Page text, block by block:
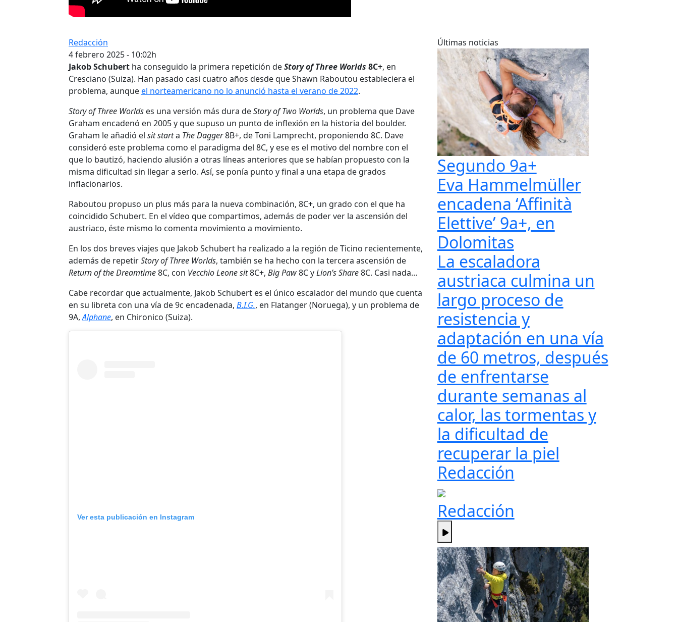
Redacción
4 febrero 2025 - 10:02h
Jakob Schubert ha conseguido la primera repetición deStory of Three Worlds 8C+, en
Cresciano (Suiza). Han pasado casi cuatro años desde que Shawn Raboutou estableciera el
problema, aunqueel norteamericano no lo anunció hasta el verano de 2022.
Story of Three Worlds es una versión más dura deStory of Two Worlds, un problema que Dave
Graham encadenó en 2005 y que supuso un punto de inflexión en la historia del boulder.
Graham le añadió el sit starta The Dagger8B+, de Toni Lamprecht, proponiendo 8C. Dave
consideró este problema como el paradigma del 8C, y ese es el motivo del nombre con el
que lo bautizó, haciendo alusión a otras líneas anteriores que se habían propuesto con la
misma dificultad sin llegar a serlo. Así, se ponía punto y final a una etapa de grados
inflacionarios.
Raboutou propuso un plus más para la nueva combinación, 8C+, un grado con el que ha
coincidido Schubert. En el vídeo que compartimos, además de poder ver la ascensión del
austriaco, éste mismo lo comenta movimiento a movimiento.
En los dos breves viajes que Jakob Schubert ha realizado a la región de Ticino recientemente,
además de repetirStory of Three Worlds, también se ha hecho con la tercera ascensión de
Return of the Dreamtime8C, con Vecchio Leone sit8C+, Big Paw8C yLion’s Share8C. Casi nada…
Cabe recordar que actualmente, Jakob Schubert es el único escalador del mundo que cuenta
en su libreta con una vía de 9c encadenada, B.I.G., en Flatanger (Noruega), y un problema de
9A,Alphane, en Chironico (Suiza).
Ver esta publicación en Instagram
Últimas noticias
Segundo 9a+
Eva Hammelmüller
encadena ‘Affinità
Elettive’ 9a+, en
Dolomitas
La escaladora
austriaca culmina un
largo proceso de
resistencia y
adaptación en una vía
de 60 metros, después
de enfrentarse
durante semanas al
calor, las tormentas y
la dificultad de
recuperar la piel
Redacción
Redacción